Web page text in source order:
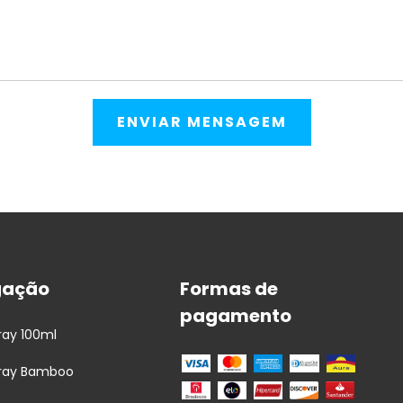
100ml
Bamboo
Formas de
pagamento